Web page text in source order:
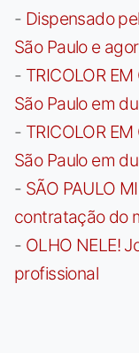
- Dispensado
São Paulo e
- TRICOLOR
São Paulo em
- TRICOLOR
São Paulo em
- SÃO PAULO
contratação do
- OLHO NELE!
profissional